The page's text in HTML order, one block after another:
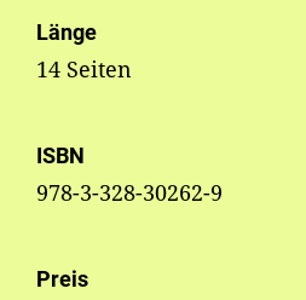
Länge
14 Seiten
ISBN
978-3-328-30262-9
Preis